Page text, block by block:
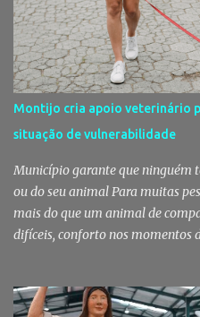
divulgada só nesta quinta-feira
Posto Territorial de Pinhal
uma ação de patrulhamento, os
uma viatura estacionada num
furtos e pelo consumo de
motivou a realização de
dessas ações que os militares
de um edifício público.
Montijo cria apoio veterinário
situação de vulnerabilidade
Município garante que ninguém
ou do seu animal Para muitas
mais do que um animal de
difíceis, conforto nos momentos
garantir cuidados básicos de